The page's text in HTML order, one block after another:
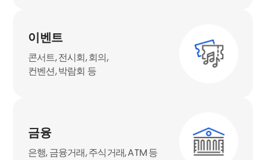
이벤트
콘서트, 전시회, 회의,
컨벤션, 박람회 등
금융
은행, 금융거래, 주식거래, ATM 등